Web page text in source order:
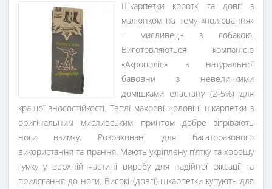
Шкарпетки короткі та довгі з
малюнком на тему «полювання»
- мисливець з собакою.
Виготовляються компанією
«Акрополіс» з натуральної
бавовни з невеличкими
домішками еластану (2-5%) для
кращої зносостійкості. Теплі махрові чоловічі шкарпетки з
оригінальним мисливським принтом добре зігрівають
ноги взимку. Розраховані для багаторазового
використання та прання. Мають укріплену п’ятку та хорошу
гумку у верхній частині виробу для надійної фіксації та
прилягання до ноги. Високі (довгі) шкарпетки купують для